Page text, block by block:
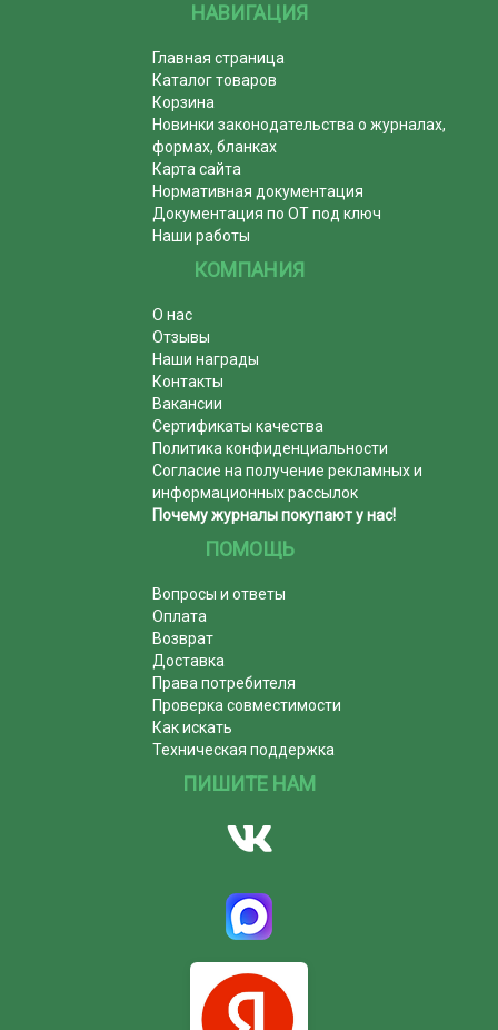
НАВИГАЦИЯ
Главная страница
Каталог товаров
Корзина
Новинки законодательства о журналах,
формах, бланках
Карта сайта
Нормативная документация
Документация по ОТ под ключ
Наши работы
КОМПАНИЯ
О нас
Отзывы
Наши награды
Контакты
Вакансии
Сертификаты качества
Политика конфиденциальности
Согласие на получение рекламных и
информационных рассылок
Почему журналы покупают у нас!
ПОМОЩЬ
Вопросы и ответы
Оплата
Возврат
Доставка
Права потребителя
Проверка совместимости
Как искать
Техническая поддержка
ПИШИТЕ НАМ